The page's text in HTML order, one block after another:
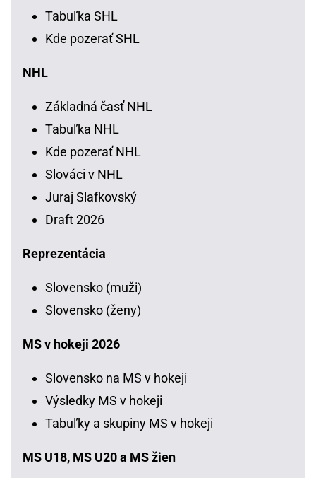
Tabuľka SHL
Kde pozerať SHL
NHL
Základná časť NHL
Tabuľka NHL
Kde pozerať NHL
Slováci v NHL
Juraj Slafkovský
Draft 2026
Reprezentácia
Slovensko (muži)
Slovensko (ženy)
MS v hokeji 2026
Slovensko na MS v hokeji
Výsledky MS v hokeji
Tabuľky a skupiny MS v hokeji
MS U18, MS U20 a MS žien